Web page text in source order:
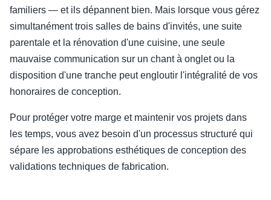
familiers — et ils dépannent bien. Mais lorsque vous gérez
simultanément trois salles de bains d'invités, une suite
parentale et la rénovation d'une cuisine, une seule
mauvaise communication sur un chant à onglet ou la
disposition d'une tranche peut engloutir l'intégralité de vos
honoraires de conception.
Pour protéger votre marge et maintenir vos projets dans
les temps, vous avez besoin d'un processus structuré qui
sépare les approbations esthétiques de conception des
validations techniques de fabrication.